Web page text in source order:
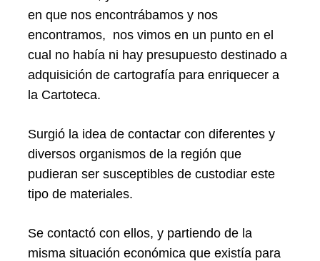
en que nos encontrábamos y nos
encontramos, nos vimos en un punto en el
cual no había ni hay presupuesto destinado a
adquisición de cartografía para enriquecer a
la Cartoteca.
Surgió la idea de contactar con diferentes y
diversos organismos de la región que
pudieran ser susceptibles de custodiar este
tipo de materiales.
Se contactó con ellos, y partiendo de la
misma situación económica que existía para